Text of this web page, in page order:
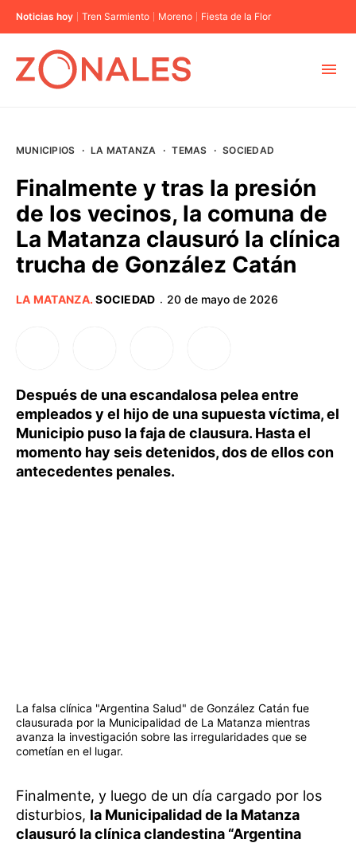
Noticias hoy Tren Sarmiento Moreno Fiesta de la Flor
BUENOS AIRES
PROVINCIAS
MUNICIPIOS · LA MATANZA · TEMAS · SOCIEDAD
Finalmente y tras la presión
de los vecinos, la comuna de
La Matanza clausuró la clínica
trucha de González Catán
LA MATANZA.SOCIEDAD · 20 de mayo de 2026
Después de una escandalosa pelea entre
empleados y el hijo de una supuesta víctima, el
Municipio puso la faja de clausura. Hasta el
momento hay seis detenidos, dos de ellos con
antecedentes penales.
La falsa clínica "Argentina Salud" de González Catán fue
clausurada por la Municipalidad de La Matanza mientras
avanza la investigación sobre las irregularidades que se
cometían en el lugar.
Finalmente, y luego de un día cargado por los
disturbios, la Municipalidad de la Matanza
clausuró la clínica clandestina “Argentina